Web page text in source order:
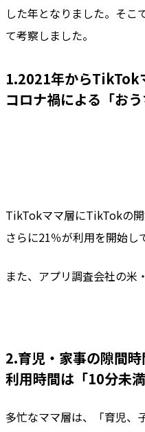
した年となりました。そ
て考察しました。
1.2021年からTikTok
コロナ禍による「お
TikTokママ層にTikTokの開
さらに21％が利用を開始し
また、アプリ調査会社の米
2.育児・家事の隙間
利用時間は「10分未
多忙なママ層は、「育児、